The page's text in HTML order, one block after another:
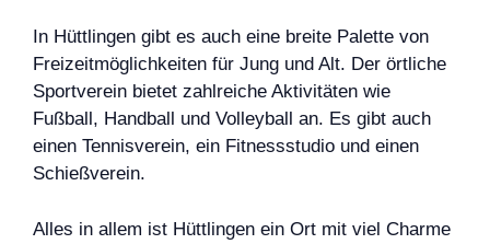
In Hüttlingen gibt es auch eine breite Palette von
Freizeitmöglichkeiten für Jung und Alt. Der örtliche
Sportverein bietet zahlreiche Aktivitäten wie
Fußball, Handball und Volleyball an. Es gibt auch
einen Tennisverein, ein Fitnessstudio und einen
Schießverein.
Alles in allem ist Hüttlingen ein Ort mit viel Charme